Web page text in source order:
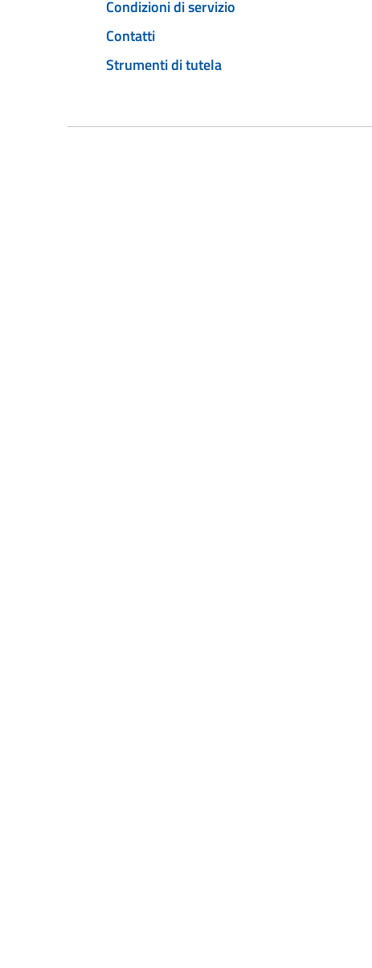
Condizioni di servizio
Contatti
Strumenti di tutela